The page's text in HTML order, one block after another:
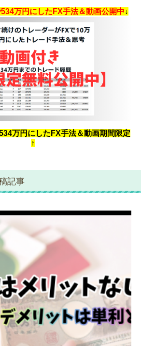
万円にしたFX手法＆動画公開中↓
万円にしたFX手法＆動画期間限定
↑
記事